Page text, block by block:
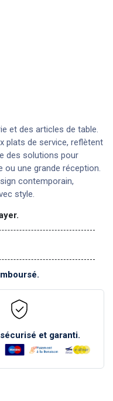
et des articles de table.
plats de service, reflètent
des solutions pour
ou une grande réception.
contemporain,
style.
et garanti.